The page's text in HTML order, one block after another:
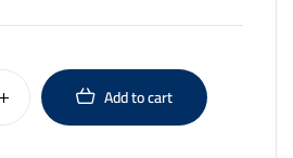
Add to cart